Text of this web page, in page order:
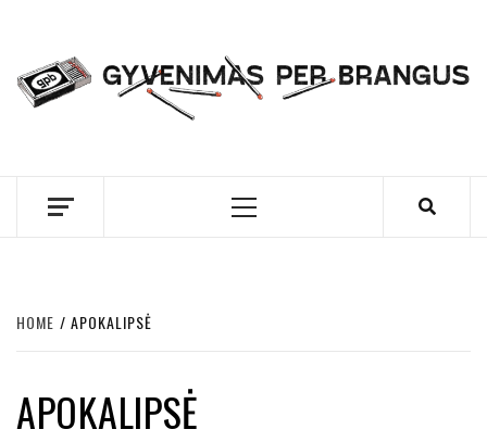
content
BRANGUS
Menu
HOME APOKALIPSĖ
APOKALIPSĖ